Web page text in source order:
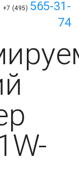
+7 (495) 565-31-
74